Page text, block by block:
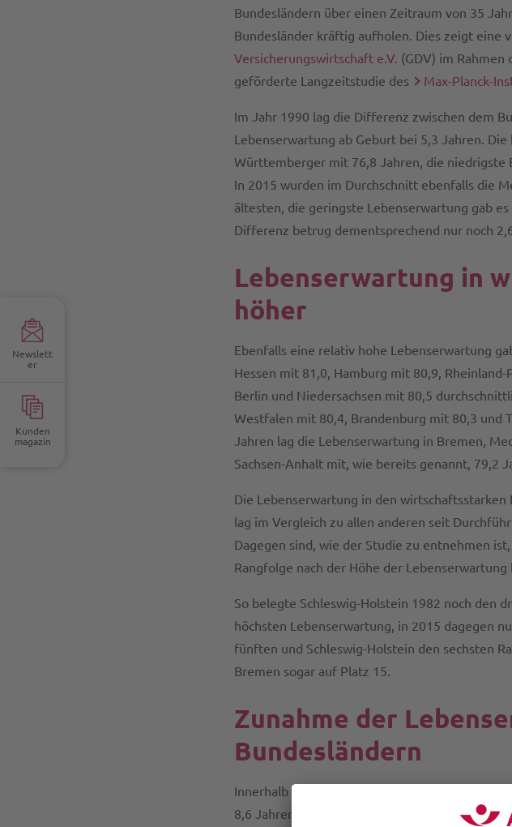
Newslett
er
Kunden
magazin
Bundesländern über einen Zeitraum von 35
Bundesländer kräftig aufholen. Dies zeigt eine
Versicherungswirtschaft e.V. (GDV) im Rahmen
geförderte Langzeitstudie des
Max-Planck-
Im Jahr 1990 lag die Differenz zwischen dem
Lebenserwartung ab Geburt bei 5,3 Jahren.
Württemberger mit 76,8 Jahren, die niedrigste
In 2015 wurden im Durchschnitt ebenfalls die
ältesten, die geringste Lebenserwartung gab
Differenz betrug dementsprechend nur noch
Lebenserwartung in
höher
Ebenfalls eine relativ hohe Lebenserwartung
Hessen mit 81,0, Hamburg mit 80,9,
Berlin und Niedersachsen mit 80,5
Westfalen mit 80,4, Brandenburg mit 80,3 und
Jahren lag die Lebenserwartung in Bremen,
Sachsen-Anhalt mit, wie bereits genannt, 79,2
Die Lebenserwartung in den
lag im Vergleich zu allen anderen seit
Dagegen sind, wie der Studie zu entnehmen
Rangfolge nach der Höhe der
So belegte Schleswig-Holstein 1982 noch den
höchsten Lebenserwartung, in 2015 dagegen
fünften und Schleswig-Holstein den sechsten
Bremen sogar auf Platz 15.
Zunahme der
Bundesländern
Innerhalb des Beobachtungszeitraums von
8,6 Jahren den größten Sprung bei der